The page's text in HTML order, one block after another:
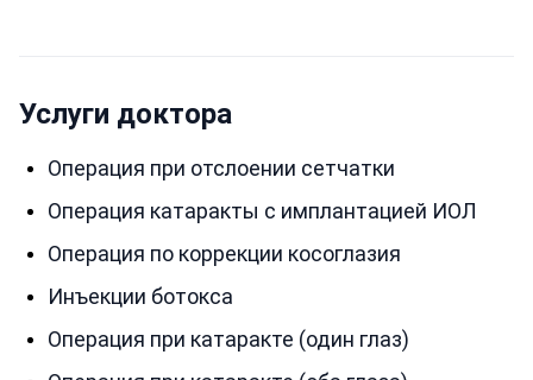
Услуги доктора
Операция при отслоении сетчатки
Операция катаракты с имплантацией ИОЛ
Операция по коррекции косоглазия
Инъекции ботокса
Операция при катаракте (один глаз)